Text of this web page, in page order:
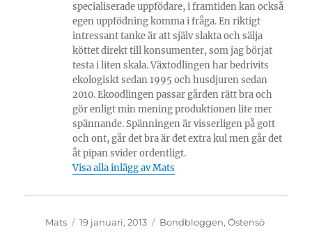
specialiserade uppfödare, i framtiden kan också
egen uppfödning komma i fråga. En riktigt
intressant tanke är att själv slakta och sälja
köttet direkt till konsumenter, som jag börjat
testa i liten skala. Växtodlingen har bedrivits
ekologiskt sedan 1995 och husdjuren sedan
2010. Ekoodlingen passar gården rätt bra och
gör enligt min mening produktionen lite mer
spännande. Spänningen är visserligen på gott
och ont, går det bra är det extra kul men går det
åt pipan svider ordentligt.
Visa alla inlägg av Mats
Författare
Mats
Publicerat
19 januari, 2013 Kategorier
Bondbloggen,Östensö